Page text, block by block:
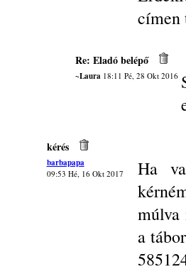
címen
Re: Eladó belépő
~Laura18:11 Pé, 28 Okt 2016
kérés
barbapapa
09:53 Hé, 16 Okt 2017
Ha
múlva
a